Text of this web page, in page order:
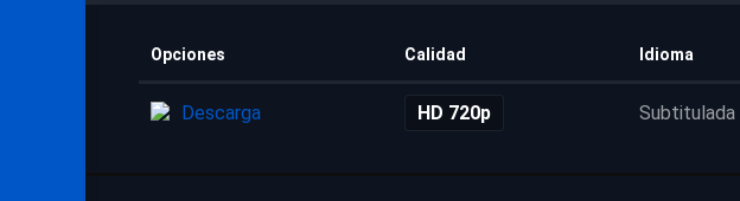
Opciones Calidad Idioma
Descarga HD 720p Subtitulada